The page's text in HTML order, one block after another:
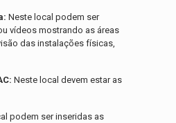
Neste local podem ser
vídeos mostrando as áreas
das instalações físicas,
Neste local devem estar as
podem ser inseridas as